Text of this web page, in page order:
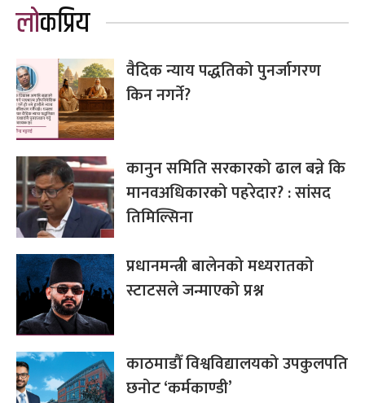
लोकप्रिय
वैदिक न्याय पद्धतिको पुनर्जागरण
किन नगर्ने?
कानुन समिति सरकारको ढाल बन्ने कि
मानवअधिकारको पहरेदार? : सांसद
तिमिल्सिना
प्रधानमन्त्री बालेनको मध्यरातको
स्टाटसले जन्माएको प्रश्न
काठमाडौँ विश्वविद्यालयको उपकुलपति
छनोट ‘कर्मकाण्डी’